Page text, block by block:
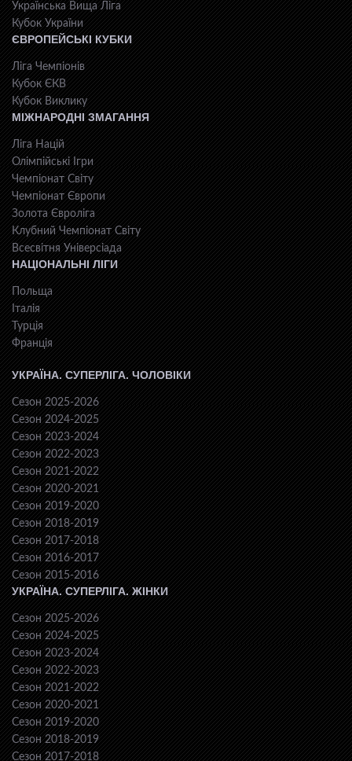
Українська Вища Ліга
Кубок України
ЄВРОПЕЙСЬКІ КУБКИ
Ліга Чемпіонів
Кубок ЄКВ
Кубок Виклику
МІЖНАРОДНІ ЗМАГАННЯ
Ліга Націй
Олімпійські Ігри
Чемпіонат Світу
Чемпіонат Європи
Золота Євроліга
Клубний Чемпіонат Світу
Всесвiтня Унiверсiaда
НАЦІОНАЛЬНІ ЛІГИ
Польща
Італія
Турція
Франція
УКРАЇНА. СУПЕРЛІГА. ЧОЛОВІКИ
Сезон 2025-2026
Сезон 2024-2025
Сезон 2023-2024
Сезон 2022-2023
Сезон 2021-2022
Сезон 2020-2021
Сезон 2019-2020
Сезон 2018-2019
Сезон 2017-2018
Сезон 2016-2017
Сезон 2015-2016
УКРАЇНА. СУПЕРЛІГА. ЖІНКИ
Сезон 2025-2026
Сезон 2024-2025
Сезон 2023-2024
Сезон 2022-2023
Сезон 2021-2022
Сезон 2020-2021
Сезон 2019-2020
Сезон 2018-2019
Сезон 2017-2018